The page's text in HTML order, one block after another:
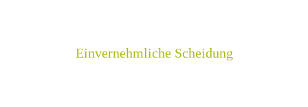
Einvernehmliche Scheidung